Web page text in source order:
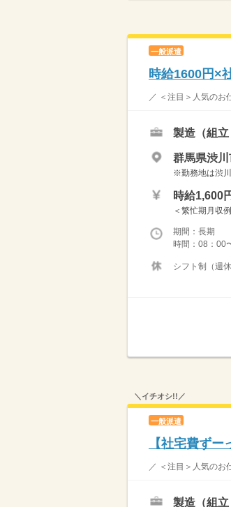
一般派遣
時給1600円×
／ ＜注目＞人気のお
製造（組立
群馬県渋川
※勤務地は渋
時給1,600
＜繁忙期月収
期間：長期
時間：08：00
シフト制（週
＼イチオシ!!／
一般派遣
【社宅費ず
／ ＜注目＞人気のお
製造（組立